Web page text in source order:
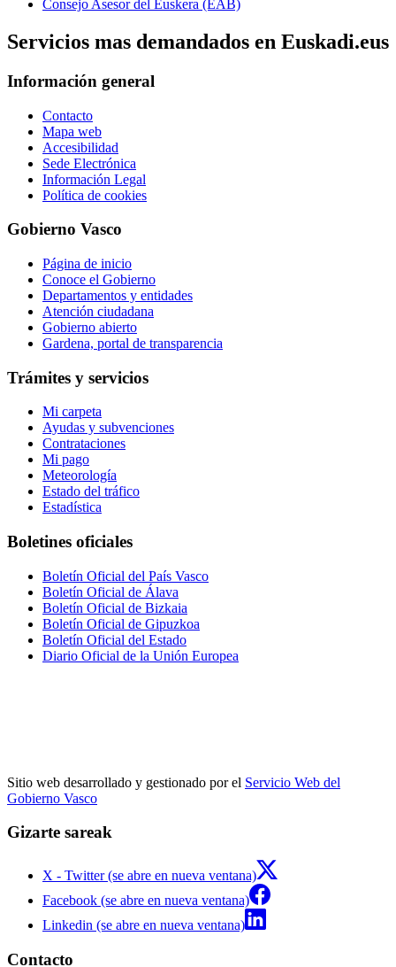
Consejo Asesor del Euskera (EAB)
Servicios mas demandados en Euskadi.eus
Información general
Contacto
Mapa web
Accesibilidad
Sede Electrónica
Información Legal
Política de cookies
Gobierno Vasco
Página de inicio
Conoce el Gobierno
Departamentos y entidades
Atención ciudadana
Gobierno abierto
Gardena, portal de transparencia
Trámites y servicios
Mi carpeta
Ayudas y subvenciones
Contrataciones
Mi pago
Meteorología
Estado del tráfico
Estadística
Boletines oficiales
Boletín Oficial del País Vasco
Boletín Oficial de Álava
Boletín Oficial de Bizkaia
Boletín Oficial de Gipuzkoa
Boletín Oficial del Estado
Diario Oficial de la Unión Europea
Sitio web desarrollado y gestionado por el Servicio Web del
Gobierno Vasco
Gizarte sareak
X - Twitter (se abre en nueva ventana)
Facebook (se abre en nueva ventana)
Linkedin (se abre en nueva ventana)
Contacto